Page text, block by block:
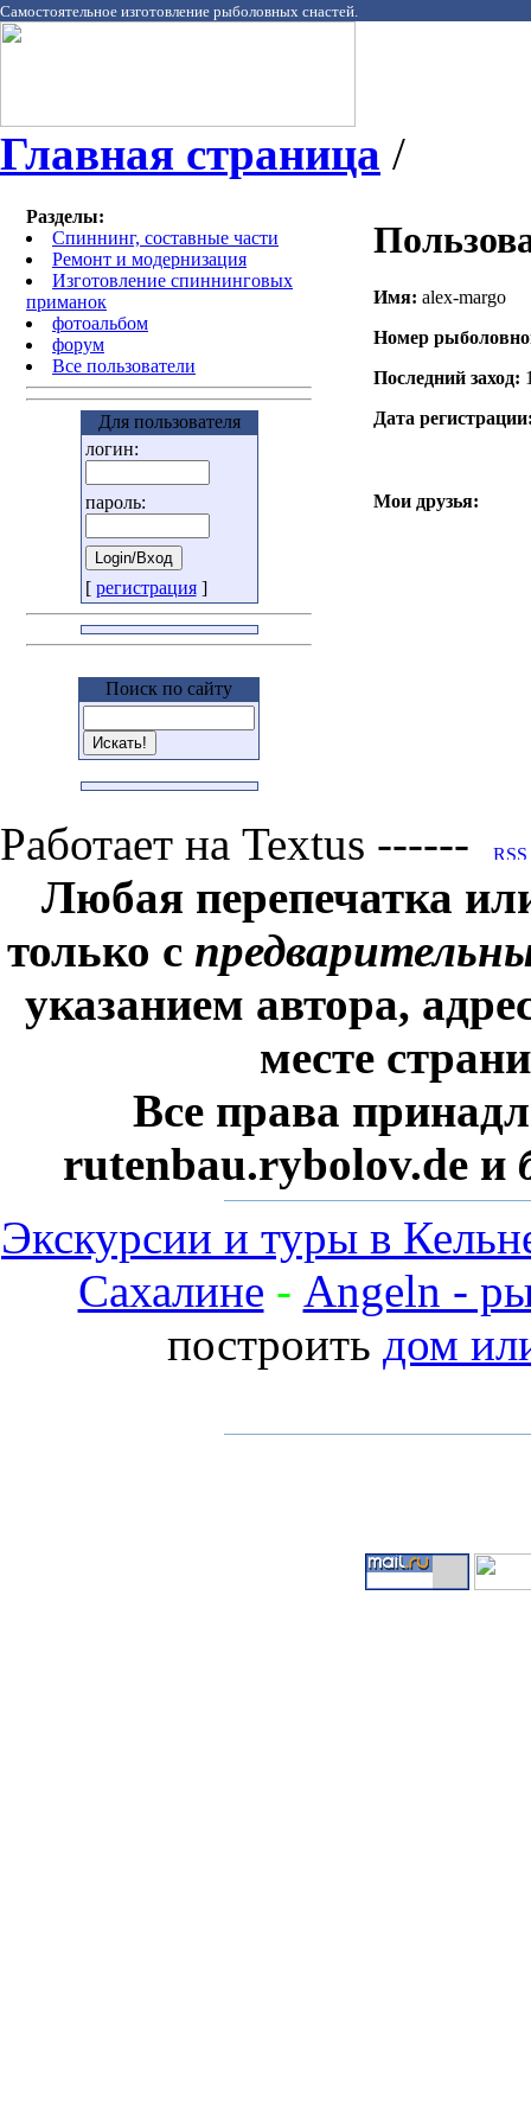
Самостоятельное изготовление рыболовных снастей.
Главная страница /
Разделы:
Спиннинг, составные части
Ремонт и модернизация
Изготовление спиннинговых
приманок
фотоальбом
форум
Все пользователи
Для пользователя
логин:
пароль:
[ регистрация]
Поиск по сайту
Имя: alex-margo
Номер
Последний заход:
Дата
Мои друзья:
Работает на Textus ------
Любая перепечатка
только с
указанием автора,
месте
Все права
rutenbau.rybolov.de и
Экскурсии и туры в
Сахалине - Angeln -
построить дом